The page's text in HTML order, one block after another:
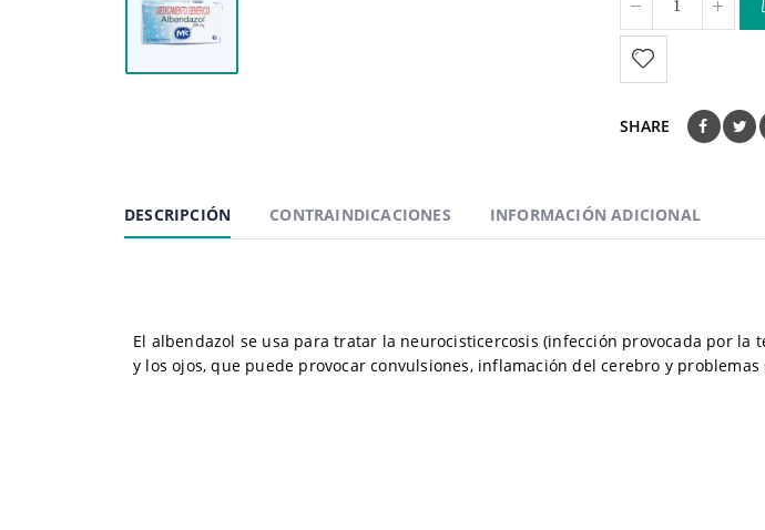
SHARE
DESCRIPCIÓN CONTRAINDICACIONES INFORMACIÓN ADICIONAL
El albendazol se usa para tratar la neurocisticercosis (infección provocada por la
y los ojos, que puede provocar convulsiones, inflamación del cerebro y problemas